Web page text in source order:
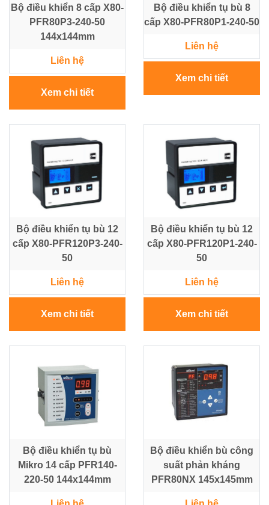
Bộ điều khiển 8 cấp X80-
PFR80P3-240-50
144x144mm
Liên hệ
Xem chi tiết
Bộ điều khiển tụ bù 8
cấp X80-PFR80P1-240-50
Liên hệ
Xem chi tiết
Bộ điều khiển tụ bù 12
cấp X80-PFR120P3-240-
50
Liên hệ
Xem chi tiết
Bộ điều khiển tụ bù 12
cấp X80-PFR120P1-240-
50
Liên hệ
Xem chi tiết
Bộ điều khiển tụ bù
Mikro 14 cấp PFR140-
220-50 144x144mm
Bộ điều khiển bù công
suất phản kháng
PFR80NX 145x145mm